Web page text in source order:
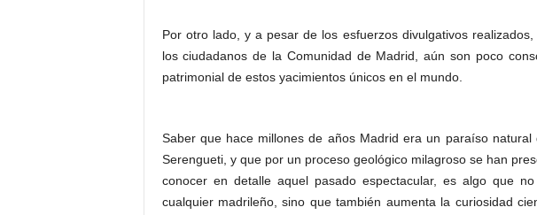
Por otro lado, y a pesar de los esfuerzos divulgativos
los ciudadanos de la Comunidad de Madrid, aún son poco
patrimonial de estos yacimientos únicos en el mundo.
Saber que hace millones de años Madrid era un paraíso
Serengueti, y que por un proceso geológico milagroso se han
conocer en detalle aquel pasado espectacular, es algo que
cualquier madrileño, sino que también aumenta la curiosidad